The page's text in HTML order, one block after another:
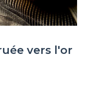
vers l'or